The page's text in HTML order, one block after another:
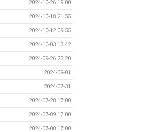
2024-10-26 19:00
2024-10-18 21:55
2024-10-12 09:55
2024-10-03 13:42
2024-09-26 23:20
2024-09-01
2024-07-31
2024-07-28 17:00
2024-07-09 17:00
2024-07-08 17:00